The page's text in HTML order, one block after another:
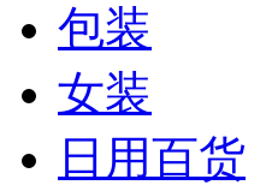
包装
女装
日用百货